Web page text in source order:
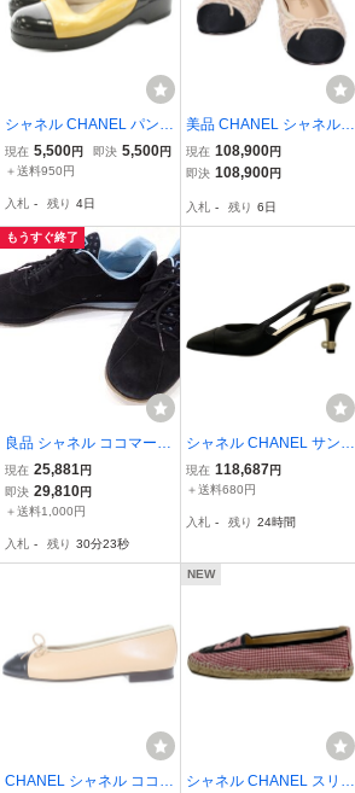
シャネル CHANEL パンプ
ス バックストラップ パテ
ントレザー バイカラー 36
KU レディース
現在 5,500円 即決 5,500円
＋送料950円
入札 - 残り 4日
美品 CHANEL シャネル G
02819 バレリーナ ココマ
ーク ツイード バレエシュ
現在 108,900円
即決 108,900円
入札 - 残り 6日
もうすぐ終了
良品 シャネル ココマーク
スニーカー ローカット レ
ディース ブラック A2328
5 36 1/2 23cm 23.5cm 靴
現在 25,881円
即決 29,810円
＋送料1,000円
入札 - 残り 30分22秒
シャネル CHANEL サンダ
ル 36 C G28963 - レザー
黒 レディース パール/ス
現在 118,687 円
＋送料680円
入札 - 残り 24時間
CHANEL シャネル ココマ
NEW
シャネル CHANEL スリッ